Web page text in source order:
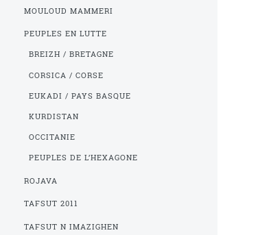
MOULOUD MAMMERI
PEUPLES EN LUTTE
BREIZH / BRETAGNE
CORSICA / CORSE
EUKADI / PAYS BASQUE
KURDISTAN
OCCITANIE
PEUPLES DE L’HEXAGONE
ROJAVA
TAFSUT 2011
TAFSUT N IMAZIGHEN